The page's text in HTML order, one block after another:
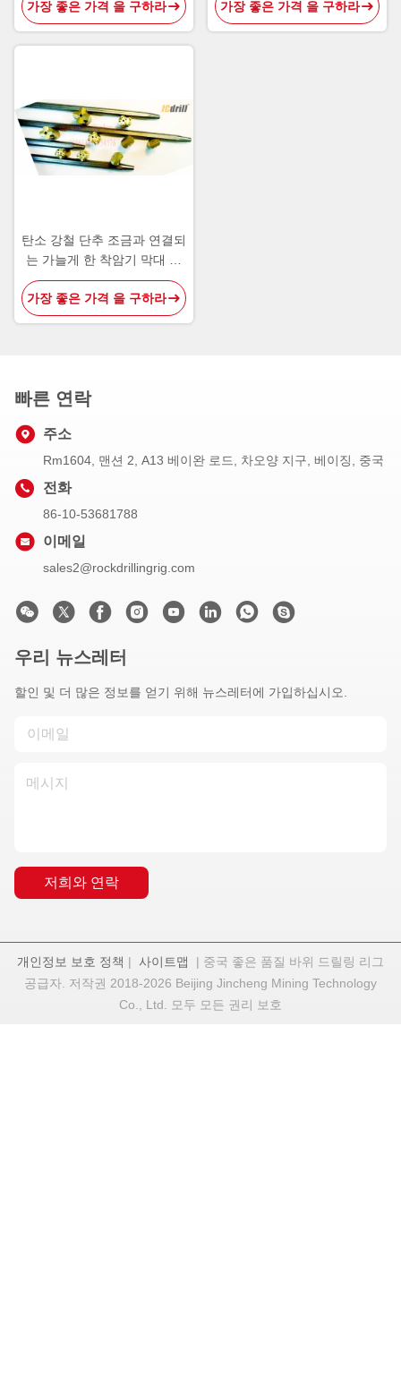
가장 좋은 가격 을 구하라 가장 좋은 가격 을 구하라
탄소 강철 단추 조금과 연결되
는 가늘게 한 착암기 막대 위
조
가장 좋은 가격 을 구하라
빠른 연락
주소
Rm1604, 맨션 2, A13 베이완 로드, 차오양 지구, 베이징, 중국
전화
86-10-53681788
이메일
sales2@rockdrillingrig.com
우리 뉴스레터
할인 및 더 많은 정보를 얻기 위해 뉴스레터에 가입하십시오.
저희와 연락
개인정보 보호 정책 | 사이트맵
| 중국 좋은 품질 바위 드릴링 리그
공급자. 저작권 2018-2026 Beijing Jincheng Mining Technology
Co., Ltd. 모두 모든 권리 보호